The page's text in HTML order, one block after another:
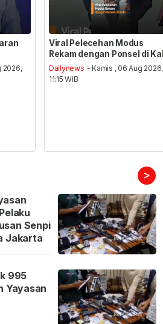
2026,
Viral Pelecehan Modus
Rekam dengan Ponsel di
Dailynews - Kamis , 06 Aug 2026,
11:15 WIB
>
Senpi
Jakarta
995
Yayasan